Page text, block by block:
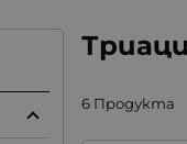
6 Продукта